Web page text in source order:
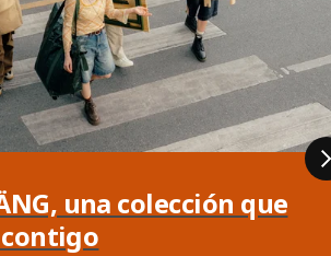
una colección que